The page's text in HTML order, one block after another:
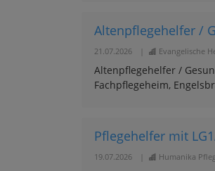
Altenpflegehelfer /
21.07.2026 Evangelische
Altenpflegehelfer /
Fachpflegeheim,
Pflegehelfer mit
19.07.2026 Humanika